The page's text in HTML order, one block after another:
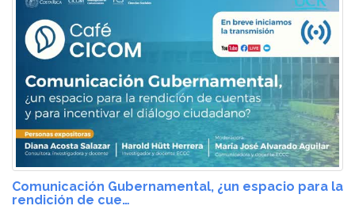
Comunicación Gubernamental, ¿un espacio para la
rendición de cue…